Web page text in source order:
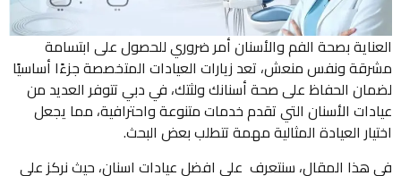
العناية بصحة الفم والأسنان أمر ضروري للحصول على ابتسامة
مشرقة ونفس منعش، تعد زيارات العيادات المتخصصة جزءًا أساسيًا
لضمان الحفاظ على صحة أسنانك ولثتك، في دبي تتوفر العديد من
عيادات الأسنان التي تقدم خدمات متنوعة واحترافية، مما يجعل
اختيار العيادة المثالية مهمة تتطلب بعض البحث.
في هذا المقال، سنتعرف على افضل عيادات اسنان، حيث نركز على